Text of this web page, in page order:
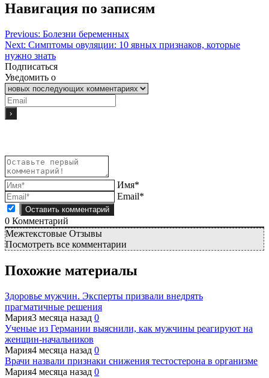
Навигация по записям
Previous: Болезни беременных
Next: Симптомы овуляции: 10 явных признаков, которые
нужно знать
Подписаться
Уведомить о
Имя*
Email*
0 Комментарий
Межтекстовые Отзывы
Посмотреть все комментарии
Похожие материалы
Здоровье мужчин. Эксперты призвали внедрять
прагматичные решения
Мария3 месяца назад 0
Ученые из Германии выяснили, как мужчины реагируют на
женщин-начальников
Мария4 месяца назад 0
Врачи назвали признаки снижения тестостерона в организме
Мария4 месяца назад 0